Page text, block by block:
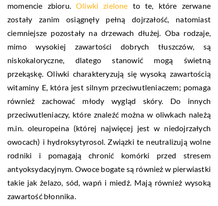
momencie zbioru. Oliwki zielone to te, które zerwane
zostały zanim osiągnęły pełną dojrzałość, natomiast
ciemniejsze pozostały na drzewach dłużej. Oba rodzaje,
mimo wysokiej zawartości dobrych tłuszczów, są
niskokaloryczne, dlatego stanowić mogą świetną
przekąskę. Oliwki charakteryzują się wysoką zawartością
witaminy E, która jest silnym przeciwutleniaczem; pomaga
również zachować młody wygląd skóry. Do innych
przeciwutleniaczy, które znaleźć można w oliwkach należą
m.in. oleuropeina (której najwięcej jest w niedojrzałych
owocach) i hydroksytyrosol. Związki te neutralizują wolne
rodniki i pomagają chronić komórki przed stresem
antyoksydacyjnym. Owoce bogate są również w pierwiastki
takie jak żelazo, sód, wapń i miedź. Mają również wysoką
zawartość błonnika.